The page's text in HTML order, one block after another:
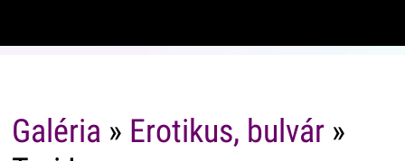
Galéria » Erotikus, bulvár»